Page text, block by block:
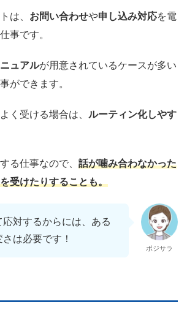
は、 お問い合わせや申し込み対応を電
事です。
ュアルが用意されているケースが多い
ができます。
く受ける場合は、 ルーティン化しやす
る仕事なので、 話が噛み合わなかった
受けたりすることも。
対するからには、ある
は必要です！
ポジサラ